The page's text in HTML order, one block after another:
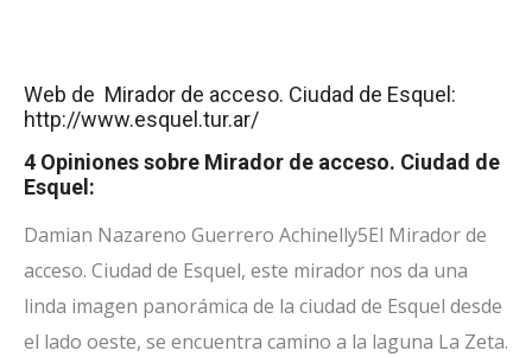
Web de Mirador de acceso. Ciudad de Esquel:
http://www.esquel.tur.ar/
4 Opiniones sobre Mirador de acceso. Ciudad de
Esquel:
Damian Nazareno Guerrero Achinelly5El Mirador de
acceso. Ciudad de Esquel, este mirador nos da una
linda imagen panorámica de la ciudad de Esquel desde
el lado oeste, se encuentra camino a la laguna La Zeta.